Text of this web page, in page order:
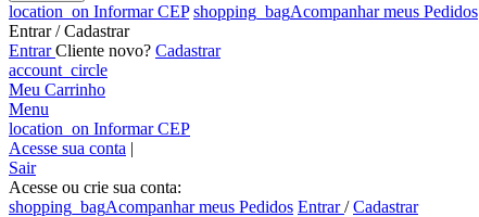
location_on Informar CEP shopping_bagAcompanhar meus Pedidos
Entrar / Cadastrar
EntrarCliente novo? Cadastrar
account_circle
Meu Carrinho
Menu
location_on Informar CEP
Acesse sua conta |
Sair
Acesse ou crie sua conta:
shopping_bagAcompanhar meus Pedidos Entrar/Cadastrar